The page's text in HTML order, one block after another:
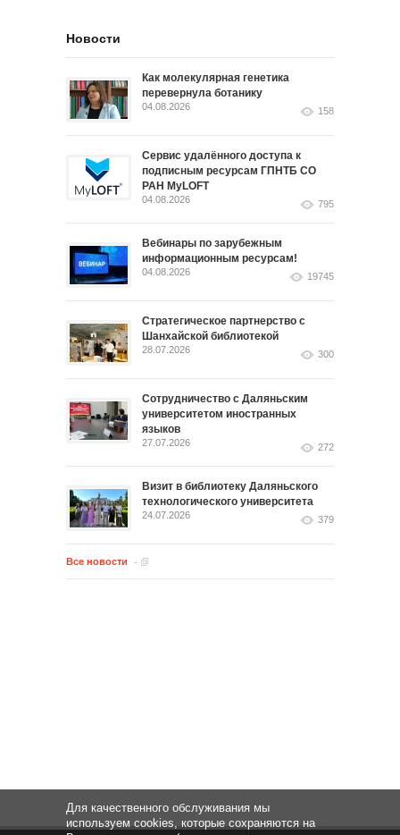
Новости
Как молекулярная генетика
перевернула ботанику
04.08.2026 158
Сервис удалённого доступа к
подписным ресурсам ГПНТБ СО
РАН MyLOFT
04.08.2026 795
Вебинары по зарубежным
информационным ресурсам!
04.08.2026 19745
Стратегическое партнерство с
Шанхайской библиотекой
28.07.2026 300
Сотрудничество с Даляньским
университетом иностранных
языков
27.07.2026 272
Визит в библиотеку Даляньского
технологического университета
24.07.2026 379
Все новости
Для качественного обслуживания мы
используем cookies, которые сохраняются на